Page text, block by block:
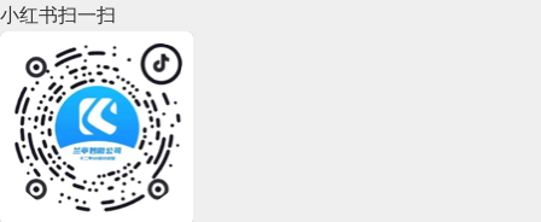
2022年8月(60)
2022年7月(111)
2022年6月(162)
2022年5月(143)
小红书扫一扫